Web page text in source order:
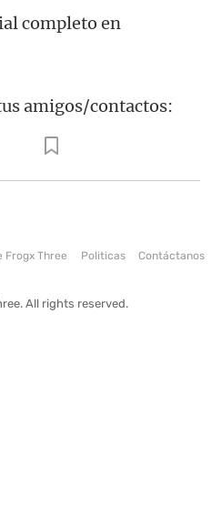
completo en
amigos/contactos:
Frogx Three Politicas Contáctanos
All rights reserved.